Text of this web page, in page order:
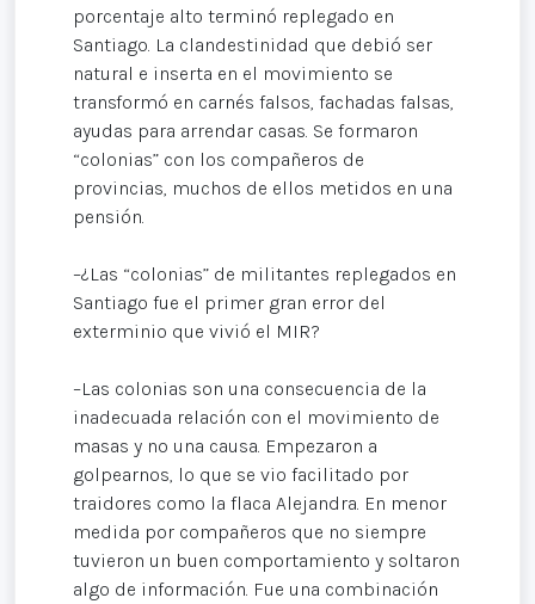
porcentaje alto terminó replegado en
Santiago. La clandestinidad que debió ser
natural e inserta en el movimiento se
transformó en carnés falsos, fachadas falsas,
ayudas para arrendar casas. Se formaron
“colonias” con los compañeros de
provincias, muchos de ellos metidos en una
pensión.
–¿Las “colonias” de militantes replegados en
Santiago fue el primer gran error del
exterminio que vivió el MIR?
–Las colonias son una consecuencia de la
inadecuada relación con el movimiento de
masas y no una causa. Empezaron a
golpearnos, lo que se vio facilitado por
traidores como la flaca Alejandra. En menor
medida por compañeros que no siempre
tuvieron un buen comportamiento y soltaron
algo de información. Fue una combinación